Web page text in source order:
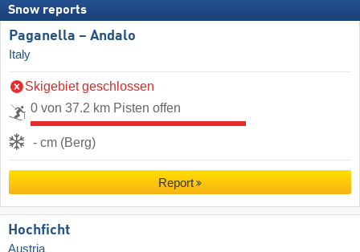
Snow reports
Paganella – Andalo
Italy
Skigebiet geschlossen
0 von 37.2 km Pisten offen
- cm (Berg)
Report
Hochficht
Austria